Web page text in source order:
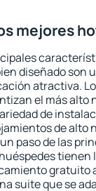
mejores
diseñado son
atractiva.
el más alto
de
de alto
paso de las
tienen
gratuito
suite que se